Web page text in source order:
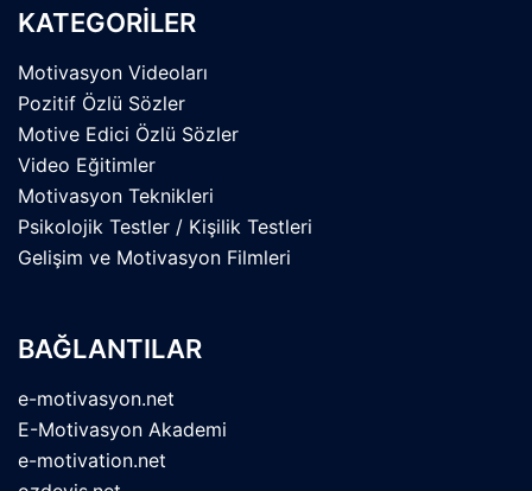
KATEGORİLER
Motivasyon Videoları
Pozitif Özlü Sözler
Motive Edici Özlü Sözler
Video Eğitimler
Motivasyon Teknikleri
Psikolojik Testler / Kişilik Testleri
Gelişim ve Motivasyon Filmleri
BAĞLANTILAR
e-motivasyon.net
E-Motivasyon Akademi
e-motivation.net